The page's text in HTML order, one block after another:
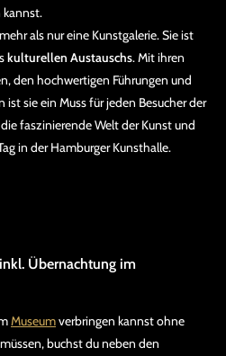
kannst.
als nur eine Kunstgalerie. Sie ist
kulturellen Austauschs. Mit ihren
den hochwertigen Führungen und
sie ein Muss für jeden Besucher der
faszinierende Welt der Kunst und
in der Hamburger Kunsthalle.
Übernachtung im
Museumverbringen kannst ohne
buchst du neben den